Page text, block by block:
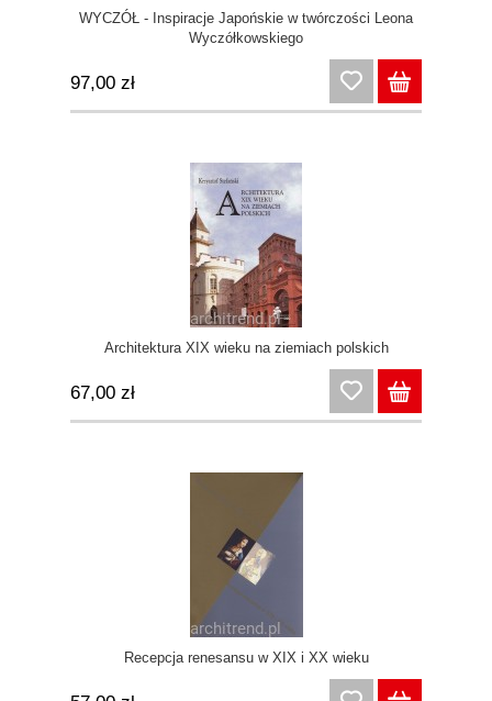
WYCZÓŁ - Inspiracje Japońskie w twórczości Leona
Wyczółkowskiego
97,00 zł
Architektura XIX wieku na ziemiach polskich
67,00 zł
Recepcja renesansu w XIX i XX wieku